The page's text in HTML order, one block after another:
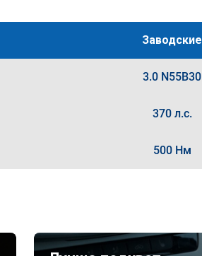
Заводские
3.0 N55B30
370 л.с.
500 Нм